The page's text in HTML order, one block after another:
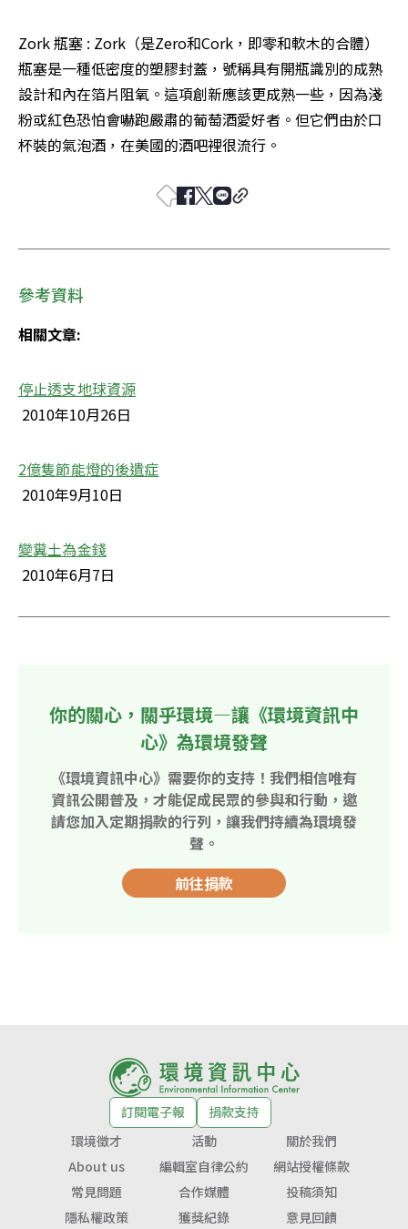
Zork 瓶塞 : Zork（是Zero和Cork，即零和軟木的合體）
瓶塞是一種低密度的塑膠封蓋，號稱具有開瓶識別的成熟
設計和內在箔片阻氧。這項創新應該更成熟一些，因為淺
粉或紅色恐怕會嚇跑嚴肅的葡萄酒愛好者。但它們由於口
杯裝的氣泡酒，在美國的酒吧裡很流行。
參考資料
相關文章:
停止透支地球資源
2010年10月26日
2億隻節能燈的後遺症
2010年9月10日
變糞土為金錢
2010年6月7日
你的關心，關乎環境—讓《環境資訊中
心》為環境發聲
《環境資訊中心》需要你的支持！我們相信唯有
資訊公開普及，才能促成民眾的參與和行動，邀
請您加入定期捐款的行列，讓我們持續為環境發
聲。
前往捐款
訂閱電子報
捐款支持
環境徵才
活動
關於我們
About us
編輯室自律公約
網站授權條款
常見問題
合作媒體
投稿須知
隱私權政策
獲獎紀錄 意見回饋